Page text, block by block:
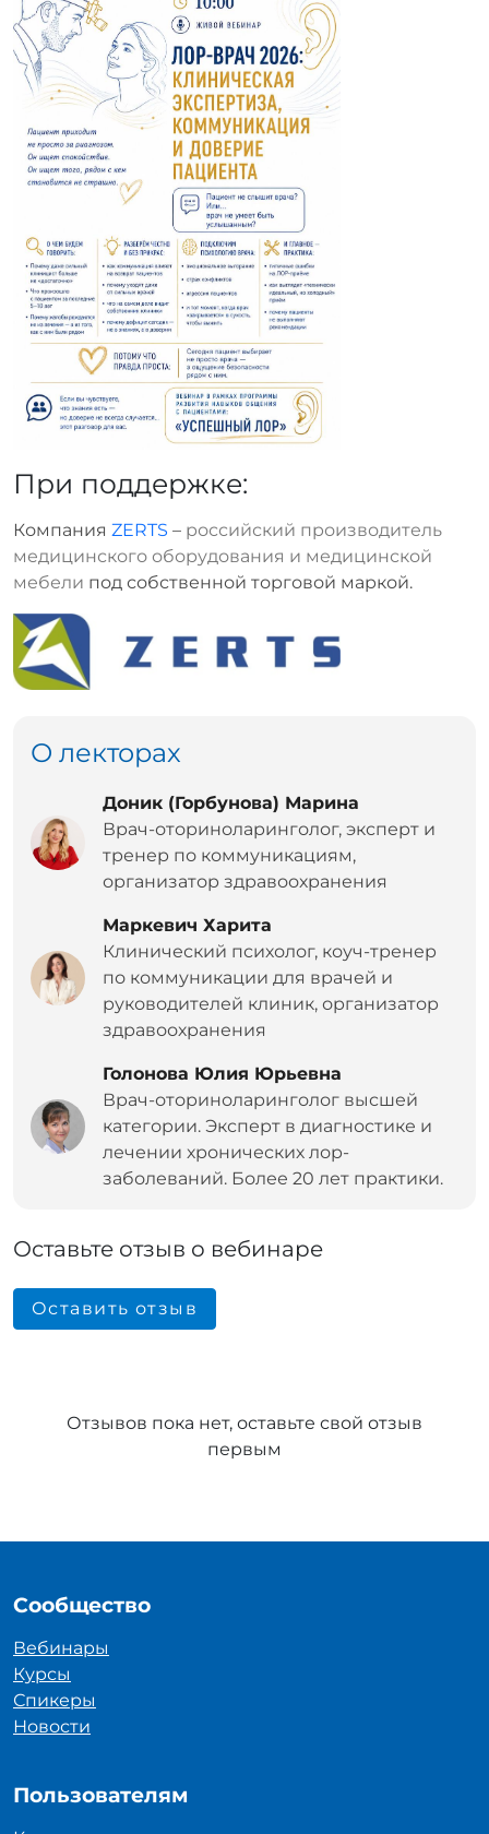
При поддержке:
Компания ZERTS – российский производитель
медицинского оборудования и медицинской
мебели под собственной торговой маркой.
О лекторах
Доник (Горбунова) Марина
Врач-оториноларинголог, эксперт и
тренер по коммуникациям,
организатор здравоохранения
Маркевич Харита
Клинический психолог, коуч-тренер
по коммуникации для врачей и
руководителей клиник, организатор
здравоохранения
Голонова Юлия Юрьевна
Врач-оториноларинголог высшей
категории. Эксперт в диагностике и
лечении хронических лор-
заболеваний. Более 20 лет практики.
Оставьте отзыв о вебинаре
Оставить отзыв
Отзывов пока нет, оставьте свой отзыв
первым
Сообщество
Вебинары
Курсы
Спикеры
Новости
Пользователям